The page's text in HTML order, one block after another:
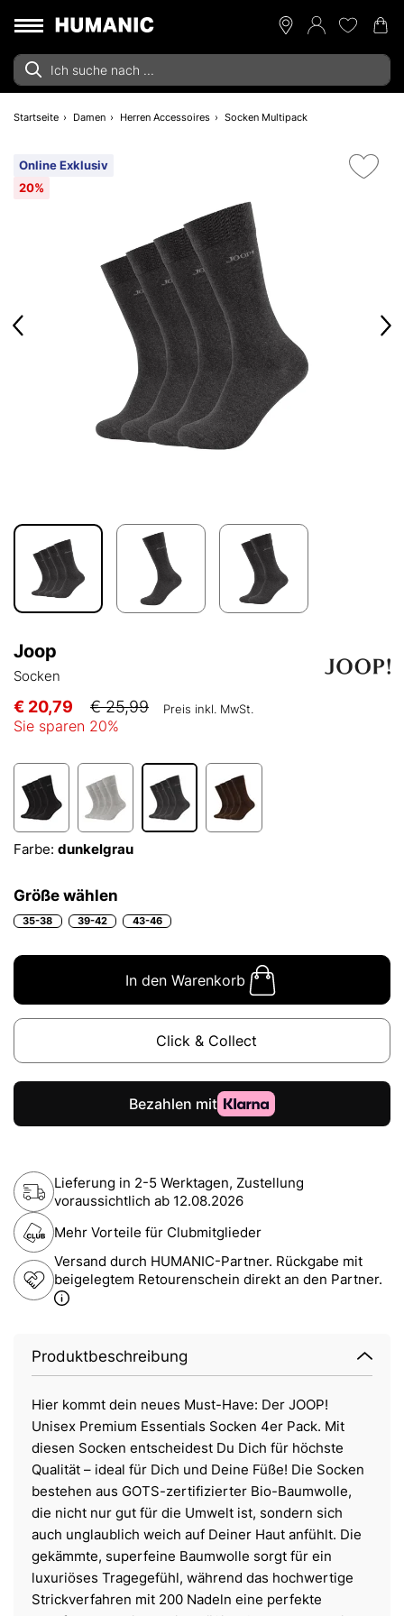
Startseite Damen Herren Accessoires Socken Multipack
Online Exklusiv
20%
Joop
Socken
€ 20,79 € 25,99 Preis inkl. MwSt.
Sie sparen 20%
Farbe: dunkelgrau
Größe wählen
35-38 39-42 43-46
In den Warenkorb
Click & Collect
Lieferung in 2-5 Werktagen, Zustellung
voraussichtlich ab 12.08.2026
Mehr Vorteile für Clubmitglieder
Versand durch HUMANIC-Partner. Rückgabe mit
beigelegtem Retourenschein direkt an den Partner.
Produktbeschreibung
Hier kommt dein neues Must-Have: Der JOOP!
Unisex Premium Essentials Socken 4er Pack. Mit
diesen Socken entscheidest Du Dich für höchste
Qualität – ideal für Dich und Deine Füße! Die Socken
bestehen aus GOTS-zertifizierter Bio-Baumwolle,
die nicht nur gut für die Umwelt ist, sondern sich
auch unglaublich weich auf Deiner Haut anfühlt. Die
gekämmte, superfeine Baumwolle sorgt für ein
luxuriöses Tragegefühl, während das hochwertige
Strickverfahren mit 200 Nadeln eine perfekte